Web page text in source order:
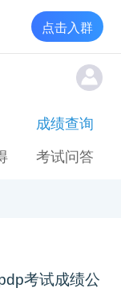
点击入群
成绩查询
考试问答
考试成绩公